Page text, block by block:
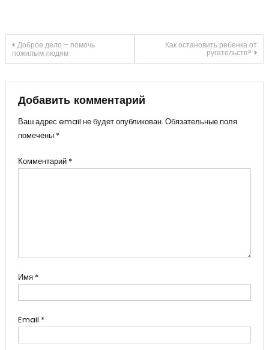
Навигация
записям
Доброе дело – помочь
пожилым людям
Как остановить ребенка от
ругательств?
Добавить комментарий
Ваш адрес email не будет опубликован. Обязательные поля
помечены *
Комментарий *
Имя *
Email *